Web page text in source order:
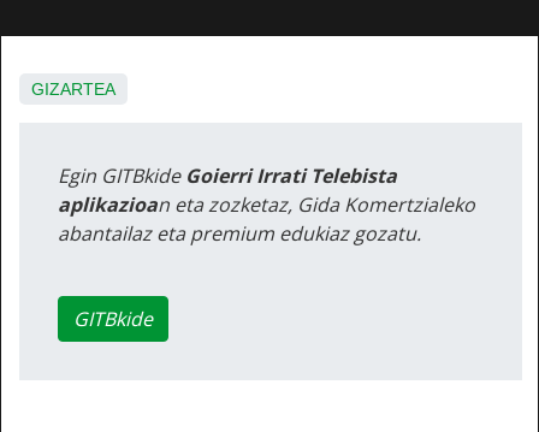
GIZARTEA
Egin GITBkide Goierri Irrati Telebista
aplikazioan eta zozketaz, Gida Komertzialeko
abantailaz eta premium edukiaz gozatu.
GITBkide